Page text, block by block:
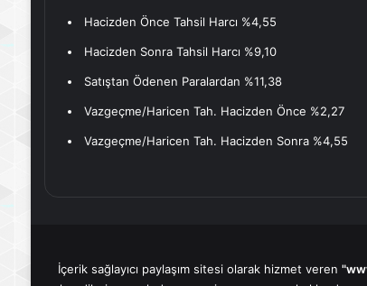
Hacizden Önce Tahsil Harcı %4,55
Hacizden Sonra Tahsil Harcı %9,10
Satıştan Ödenen Paralardan %11,38
Vazgeçme/Haricen Tah. Hacizden Önce %2,27
Vazgeçme/Haricen Tah. Hacizden Sonra %4,55
İçerik sağlayıcı paylaşım sitesi olarak hizmet veren